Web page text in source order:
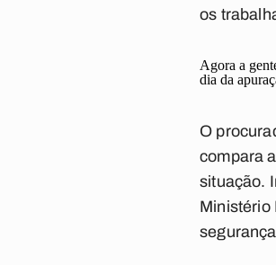
os
Agora a
dia da
O
compara
situação.
Ministério